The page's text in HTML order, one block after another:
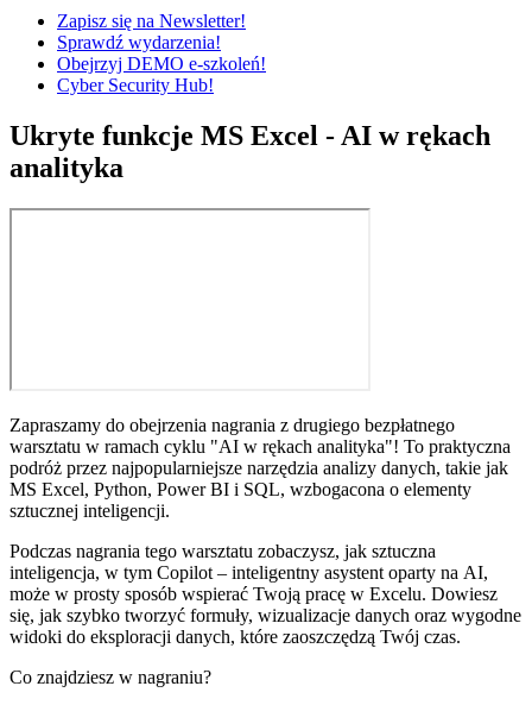
Zapisz się na Newsletter!
Sprawdź wydarzenia!
Obejrzyj DEMO e-szkoleń!
Cyber Security Hub!
Ukryte funkcje MS Excel - AI w rękach
analityka
Zapraszamy do obejrzenia nagrania z drugiego bezpłatnego
warsztatu w ramach cyklu "AI w rękach analityka"! To praktyczna
podróż przez najpopularniejsze narzędzia analizy danych, takie jak
MS Excel, Python, Power BI i SQL, wzbogacona o elementy
sztucznej inteligencji.
Podczas nagrania tego warsztatu zobaczysz, jak sztuczna
inteligencja, w tym Copilot – inteligentny asystent oparty na AI,
może w prosty sposób wspierać Twoją pracę w Excelu. Dowiesz
się, jak szybko tworzyć formuły, wizualizacje danych oraz wygodne
widoki do eksploracji danych, które zaoszczędzą Twój czas.
Co znajdziesz w nagraniu?